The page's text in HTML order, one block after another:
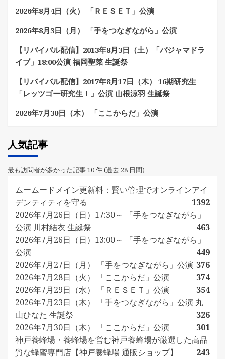
2026年8月4日（火） 「ＲＥＳＥＴ」公演
2026年8月3日（月） 「手をつなぎながら」公演
【リバイバル配信】2013年8月3日（土）「パジャマドラ
イブ」18:00公演 福岡聖菜 生誕祭
【リバイバル配信】2017年8月17日（木） 16期研究生
「レッツゴー研究生！」公演 山根涼羽 生誕祭
2026年7月30日（木） 「ここからだ」公演
人気記事
最も訪問者が多かった記事 10 件 (過去 28 日間)
ムームードメイン更新料：賢い管理でオンラインアイ
デンティティを守る
1392
2026年7月26日（日）17:30～ 「手をつなぎながら」
公演 川村結衣 生誕祭
463
2026年7月26日（日）13:00～ 「手をつなぎながら」
公演
449
2026年7月27日（月） 「手をつなぎながら」公演 376
2026年7月28日（火） 「ここからだ」公演
374
2026年7月29日（水） 「ＲＥＳＥＴ」公演
354
2026年7月23日（木） 「手をつなぎながら」公演 丸
山ひなた 生誕祭
326
2026年7月30日（木） 「ここからだ」公演
301
神戸養蜂場・養蜂場を営む神戸養蜂場が厳選した高品
質な蜂蜜専門店【神戸養蜂場 通販ショップ】
243